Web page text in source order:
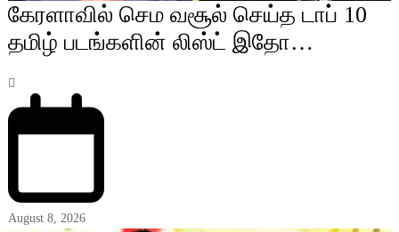
கேரளாவில் செம வசூல் செய்த டாப் 10
தமிழ் படங்களின் லிஸ்ட் இதோ…
August 8, 2026